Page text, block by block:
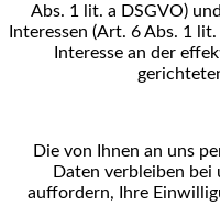
Abs. 1 lit. a DSGVO)
Interessen (Art. 6 Abs. 1
Interesse an der
Die von Ihnen an uns
Daten verbleiben bei
auffordern, Ihre